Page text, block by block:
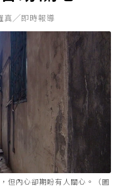
真╱即時報導
但內心卻期盼有人關心。（圖